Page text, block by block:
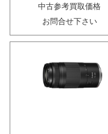
中古参考買取価格
お問合せ下さい